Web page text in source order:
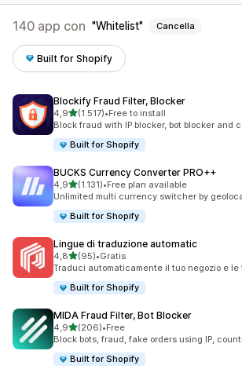
140 app con Whitelist Cancella
Built for Shopify
Blockify Fraud Filter, Blocker
4,9stelle su 5
(1.517)
1517 recensioni totali
•Free to install
Block fraud with IP blocker, bot blocker and
Built for Shopify
BUCKS Currency Converter PRO++
4,9stelle su 5
(1.131)
1131 recensioni totali
•Free plan available
Unlimited multi currency switcher by
Built for Shopify
Lingue di traduzione automatic
4,8stelle su 5
(95)
95 recensioni totali
•Gratis
Traduci automaticamente il tuo negozio e le
Built for Shopify
MIDA Fraud Filter, Bot Blocker
4,9stelle su 5
(206)
206 recensioni totali
•Free
Block bots, fraud, fake orders using IP,
Built for Shopify